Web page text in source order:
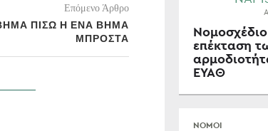
Επόμενο Άρθρο
ΠΙΣΩ Η ΕΝΑ ΒΗΜΑ
ΜΠΡΟΣΤΑ